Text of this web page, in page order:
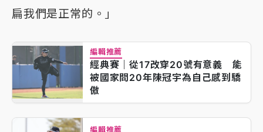
扁我們是正常的。」
編輯推薦
經典賽｜從17改穿20號有意義 能
被國家問20年陳冠宇為自己感到驕
傲
編輯推薦